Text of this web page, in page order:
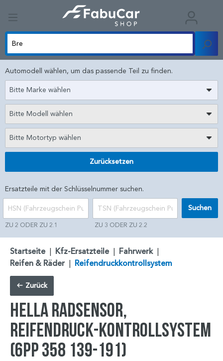
Automodell wählen, um das passende Teil zu finden.
Bitte Marke wählen
Bitte Modell wählen
Bitte Motortyp wählen
Zurücksetzen
Ersatzteile mit der Schlüsselnummer suchen.
ZU 2 ODER ZU 2.1 ZU 3 ODER ZU 2.2
Suchen
Startseite | Kfz-Ersatzteile | Fahrwerk |
Reifen & Räder | Reifendruckkontrollsystem
Zurück
HELLA Radsensor,
Reifendruck-Kontrollsystem
(6PP 358 139-191)